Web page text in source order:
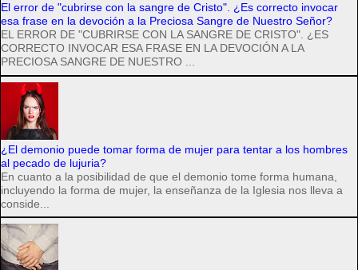
El error de "cubrirse con la sangre de Cristo". ¿Es correcto invocar
esa frase en la devoción a la Preciosa Sangre de Nuestro Señor?
EL ERROR DE "CUBRIRSE CON LA SANGRE DE CRISTO". ¿ES
CORRECTO INVOCAR ESA FRASE EN LA DEVOCIÓN A LA
PRECIOSA SANGRE DE NUESTRO ...
¿El demonio puede tomar forma de mujer para tentar a los hombres
al pecado de lujuria?
En cuanto a la posibilidad de que el demonio tome forma humana,
incluyendo la forma de mujer, la enseñanza de la Iglesia nos lleva a
conside...